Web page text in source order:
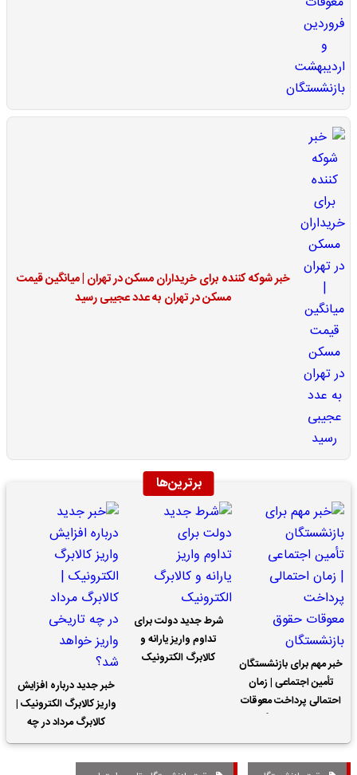
خبر شوکه کننده برای خریداران مسکن در تهران | میانگین قیمت
مسکن در تهران به عدد عجیبی رسید
برترین‌ها
خبر مهم برای بازنشستگان
تأمین اجتماعی | زمان
احتمالی پرداخت معوقات
شرط جدید دولت برای
تداوم واریز یارانه و
کالابرگ الکترونیک
خبر جدید درباره افزایش
واریز کالابرگ الکترونیک |
کالابرگ مرداد در چه
تاریخی واریز خواهد شد؟